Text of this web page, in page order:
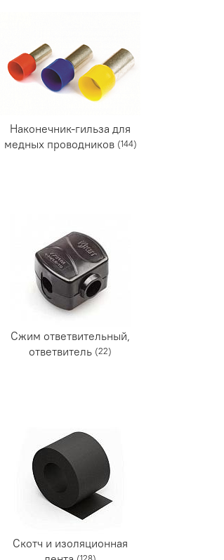
Наконечник-гильза для
медных проводников (144)
Сжим ответвительный,
ответвитель (22)
Скотч и изоляционная
(128)